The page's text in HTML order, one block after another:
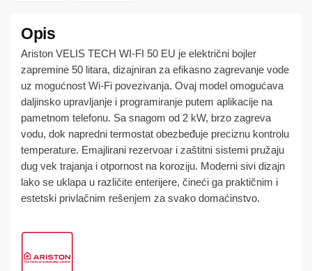
sivi
ARISTON
količina
Ariston VELIS TECH WI-FI 50 EU je električni bojler
zapremine 50 litara, dizajniran za efikasno zagrevanje vode
uz mogućnost Wi-Fi povezivanja. Ovaj model omogućava
daljinsko upravljanje i programiranje putem aplikacije na
pametnom telefonu. Sa snagom od 2 kW, brzo zagreva
vodu, dok napredni termostat obezbeđuje preciznu kontrolu
temperature. Emajlirani rezervoar i zaštitni sistemi pružaju
dug vek trajanja i otpornost na koroziju. Moderni sivi dizajn
lako se uklapa u različite enterijere, čineći ga praktičnim i
estetski privlačnim rešenjem za svako domaćinstvo.